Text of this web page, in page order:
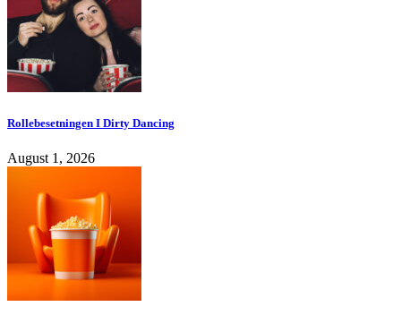
Rollebesetningen I Dirty Dancing
August 1, 2026